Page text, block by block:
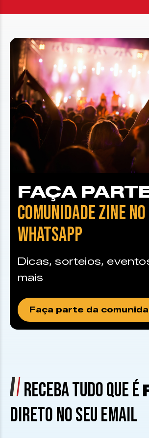
FAÇA
COMUNIDADE ZINE NO
WHATSAPP
Dicas, sorteios,
mais
Faça parte da
RECEBA TUDO QUE É
DIRETO NO SEU EMAIL